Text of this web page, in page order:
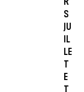
S
JU
IL
LE
T
E
T